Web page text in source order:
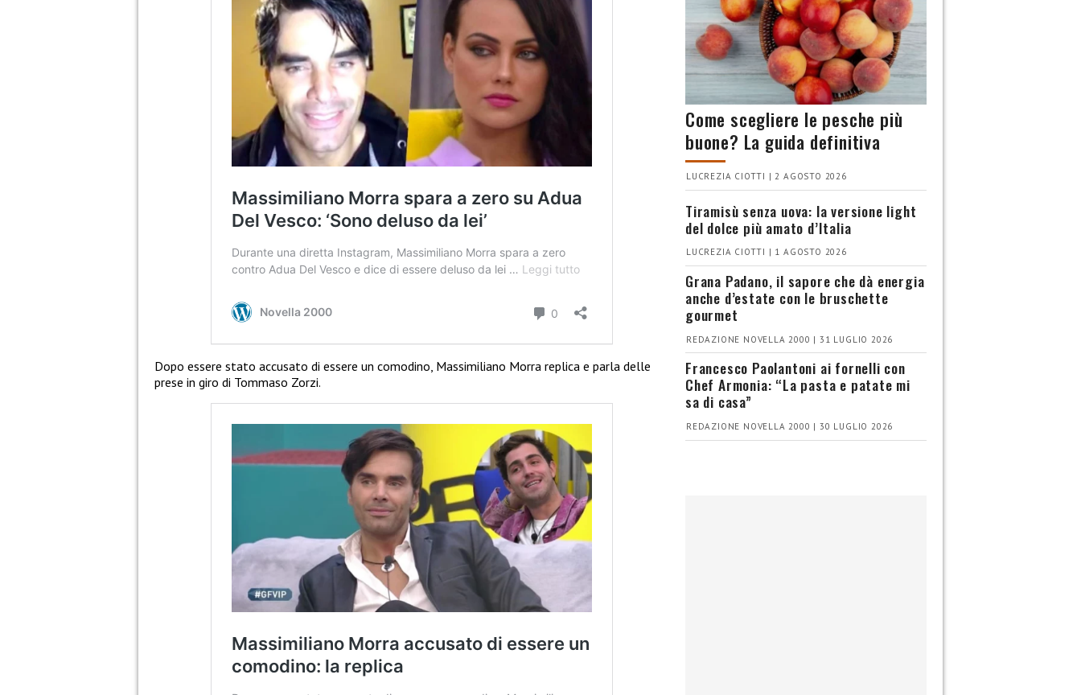
Dopo essere stato accusato di essere un comodino, Massimiliano Morra replica e parla delle
prese in giro di Tommaso Zorzi.
Come scegliere le pesche più
buone? La guida definitiva
LUCREZIA CIOTTI | 2 AGOSTO 2026
Tiramisù senza uova: la versione light
del dolce più amato d’Italia
LUCREZIA CIOTTI | 1 AGOSTO 2026
Grana Padano, il sapore che dà energia
anche d’estate con le bruschette
gourmet
REDAZIONE NOVELLA 2000 | 31 LUGLIO 2026
Francesco Paolantoni ai fornelli con
Chef Armonia: “La pasta e patate mi
sa di casa”
REDAZIONE NOVELLA 2000 | 30 LUGLIO 2026